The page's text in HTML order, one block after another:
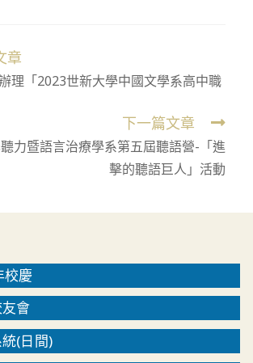
章
理「2023世新大學中國文學系高中職
下一篇文章
力暨語言治療學系第五屆聽語營-「進
擊的聽語巨人」活動
校慶
會
(日間)